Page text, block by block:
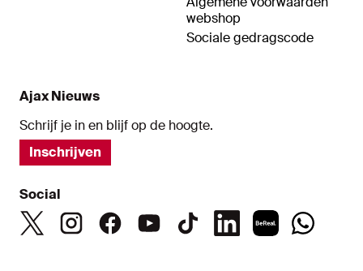
webshop
Sociale gedragscode
Ajax Nieuws
Schrijf je in en blijf op de hoogte.
Inschrijven
Social